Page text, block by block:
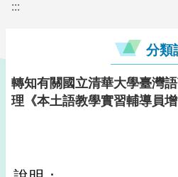
:::
分類
轉知有關國立清華大學臺灣
理《本土語教學實習輔導員